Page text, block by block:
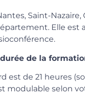
Saint-
Elle est
de la
est de 21 heures
modulable selon